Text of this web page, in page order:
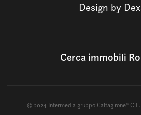
Design by
Cerca immobili
© 2024 Intermedia gruppo Caltagirone®